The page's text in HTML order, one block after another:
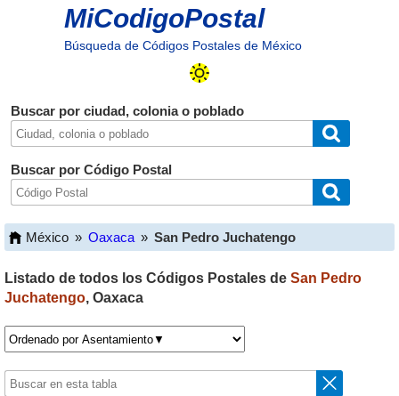
MiCodigoPostal
Búsqueda de Códigos Postales de México
Buscar por ciudad, colonia o poblado
Buscar por Código Postal
México » Oaxaca » San Pedro Juchatengo
Listado de todos los Códigos Postales de San Pedro
Juchatengo, Oaxaca